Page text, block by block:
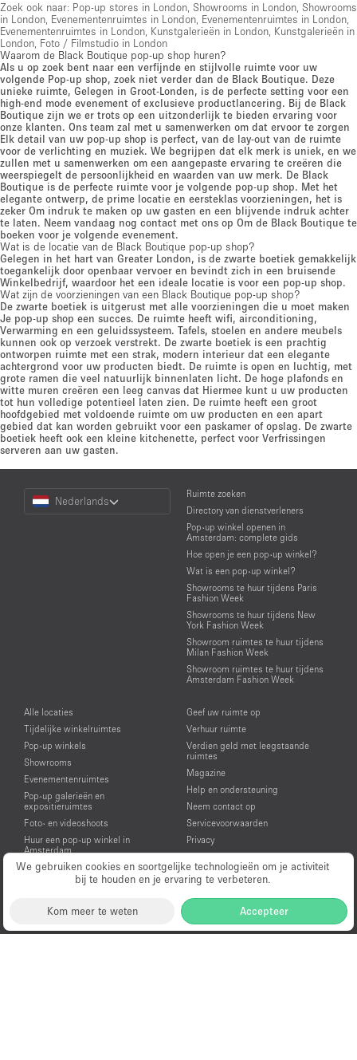
We gebruiken cookies en soortgelijke technologieën om je activiteit
bij te houden en je ervaring te verbeteren.
Kom meer te weten Accepteer
Zoek ook naar: Pop-up stores in London Showrooms in London Showrooms
in London Evenementenruimtes in London Evenementenruimtes in London
Evenementenruimtes in London Kunstgalerieën in London Kunstgalerieën in
London Foto / Filmstudio in London
Waarom de Black Boutique pop-up shop huren?
Als u op zoek bent naar een verfijnde en stijlvolle ruimte voor uw
volgende Pop-up shop, zoek niet verder dan de Black Boutique. Deze
unieke ruimte, Gelegen in Groot-Londen, is de perfecte setting voor een
high-end mode evenement of exclusieve productlancering. Bij de Black
Boutique zijn we er trots op een uitzonderlijk te bieden ervaring voor
onze klanten. Ons team zal met u samenwerken om dat ervoor te zorgen
Elk detail van uw pop-up shop is perfect, van de lay-out van de ruimte
voor de verlichting en muziek. We begrijpen dat elk merk is uniek, en we
zullen met u samenwerken om een ​​aangepaste ervaring te creëren die
weerspiegelt de persoonlijkheid en waarden van uw merk. De Black
Boutique is de perfecte ruimte voor je volgende pop-up shop. Met het
elegante ontwerp, de prime locatie en eersteklas voorzieningen, het is
zeker Om indruk te maken op uw gasten en een blijvende indruk achter
te laten. Neem vandaag nog contact met ons op Om de Black Boutique te
boeken voor je volgende evenement.
Wat is de locatie van de Black Boutique pop-up shop?
Gelegen in het hart van Greater London, is de zwarte boetiek gemakkelijk
toegankelijk door openbaar vervoer en bevindt zich in een bruisende
Winkelbedrijf, waardoor het een ideale locatie is voor een pop-up shop.
Wat zijn de voorzieningen van een Black Boutique pop-up shop?
De zwarte boetiek is uitgerust met alle voorzieningen die u moet maken
Je pop-up shop een succes. De ruimte heeft wifi, airconditioning,
Verwarming en een geluidssysteem. Tafels, stoelen en andere meubels
kunnen ook op verzoek verstrekt. De zwarte boetiek is een prachtig
ontworpen ruimte met een strak, modern interieur dat een elegante
achtergrond voor uw producten biedt. De ruimte is open en luchtig, met
grote ramen die veel natuurlijk binnenlaten licht. De hoge plafonds en
witte muren creëren een leeg canvas dat Hiermee kunt u uw producten
tot hun volledige potentieel laten zien. De ruimte heeft een groot
hoofdgebied met voldoende ruimte om uw producten en een apart
gebied dat kan worden gebruikt voor een paskamer of opslag. De zwarte
boetiek heeft ook een kleine kitchenette, perfect voor Verfrissingen
serveren aan uw gasten.
Choose
Language
Nederlands
Ruimte zoeken
Directory van dienstverleners
Pop-up winkel openen in
Amsterdam: complete gids
Hoe open je een pop-up winkel?
Wat is een pop-up winkel?
Showrooms te huur tijdens Paris
Fashion Week
Showrooms te huur tijdens New
York Fashion Week
Showroom ruimtes te huur tijdens
Milan Fashion Week
Showroom ruimtes te huur tijdens
Amsterdam Fashion Week
Alle locaties
Tijdelijke winkelruimtes
Pop-up winkels
Showrooms
Evenementenruimtes
Pop-up galerieën en
expositieruimtes
Foto- en videoshoots
Huur een pop-up winkel in
Amsterdam
Huur een showroom in Amsterdam
Huur een evenementenruimte in
Huur een galerie in Amsterdam
fotoshoot in Amsterdam
Geef uw ruimte op
Verhuur ruimte
Verdien geld met leegstaande
ruimtes
Magazine
Help en ondersteuning
Neem contact op
Servicevoorwaarden
Privacy